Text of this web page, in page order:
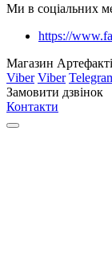
Ми в соціальних
https://
Магазин
Viber Viber
Замовити дзвінок
Контакти